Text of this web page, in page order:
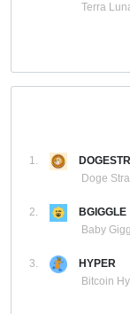
Terra
1.
DOGESTR
Doge
2.
BGIGGLE
Baby
3.
HYPER
Bitcoin